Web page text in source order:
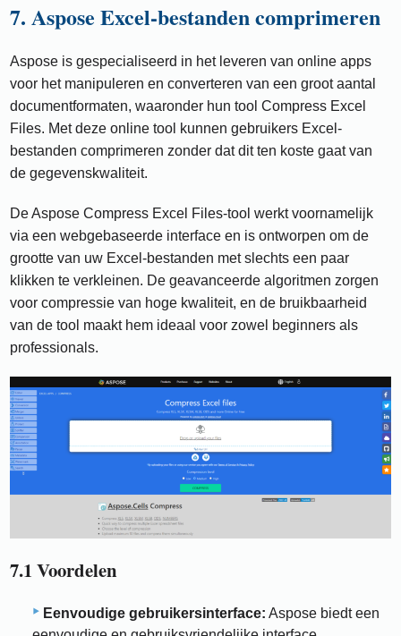
7. Aspose Excel-bestanden comprimeren
Aspose is gespecialiseerd in het leveren van online apps
voor het manipuleren en converteren van een groot aantal
documentformaten, waaronder hun tool Compress Excel
Files. Met deze online tool kunnen gebruikers Excel-
bestanden comprimeren zonder dat dit ten koste gaat van
de gegevenskwaliteit.
De Aspose Compress Excel Files-tool werkt voornamelijk
via een webgebaseerde interface en is ontworpen om de
grootte van uw Excel-bestanden met slechts een paar
klikken te verkleinen. De geavanceerde algoritmen zorgen
voor compressie van hoge kwaliteit, en de bruikbaarheid
van de tool maakt hem ideaal voor zowel beginners als
professionals.
7.1 Voordelen
Eenvoudige gebruikersinterface: Aspose biedt een